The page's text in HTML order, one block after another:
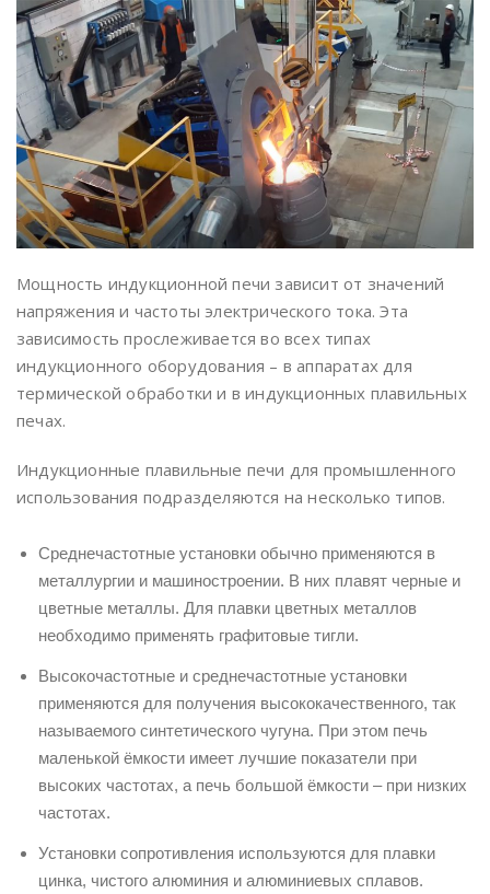
Мощность индукционной печи зависит от значений
напряжения и частоты электрического тока. Эта
зависимость прослеживается во всех типах
индукционного оборудования – в аппаратах для
термической обработки и в индукционных плавильных
печах.
Индукционные плавильные печи для промышленного
использования подразделяются на несколько типов.
Среднечастотные установки обычно применяются в
металлургии и машиностроении. В них плавят черные и
цветные металлы. Для плавки цветных металлов
необходимо применять графитовые тигли.
Высокочастотные и среднечастотные установки
применяются для получения высококачественного, так
называемого синтетического чугуна. При этом печь
маленькой ёмкости имеет лучшие показатели при
высоких частотах, а печь большой ёмкости – при низких
частотах.
Установки сопротивления используются для плавки
цинка, чистого алюминия и алюминиевых сплавов.